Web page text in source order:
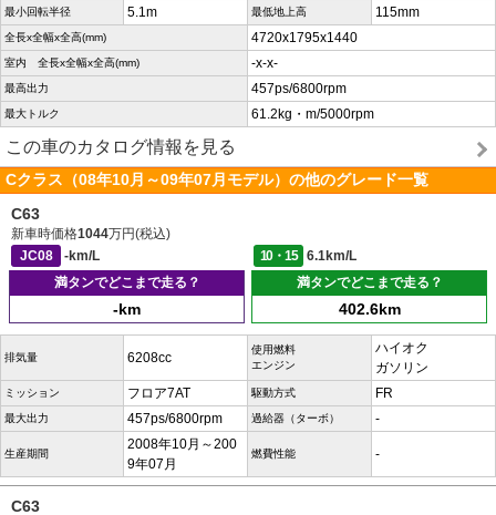
最小回転半径 5.1m 最低地上高 115mm
全長x全幅x全高(mm) 4720x1795x1440
室内 全長x全幅x全高(mm) -x-x-
最高出力 457ps/6800rpm
最大トルク 61.2kg・m/5000rpm
この車のカタログ情報を見る
Cクラス（08年10月～09年07月モデル）の他のグレード一覧
C63
新車時価格1044万円(税込)
JC08
-km/L 10・15
6.1km/L
満タンでどこまで走る？
-km
満タンでどこまで走る？
402.6km
排気量 6208cc
使用燃料
エンジン
ハイオク
ガソリン
ミッション フロア7AT 駆動方式 FR
最大出力 457ps/6800rpm 過給器（ターボ） -
生産期間
2008年10月～200
9年07月
燃費性能 -
C63